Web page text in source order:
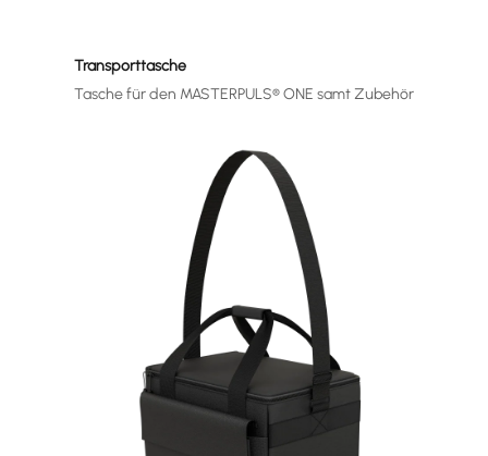
Transporttasche
Tasche für den MASTERPULS® ONE samt Zubehör